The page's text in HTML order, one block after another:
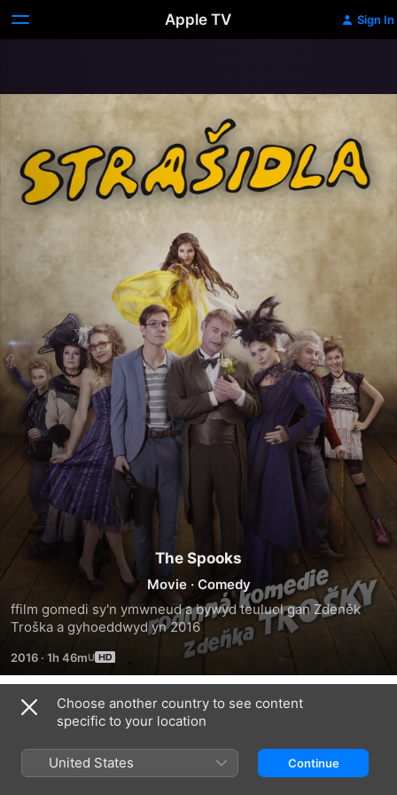
Apple TV Sign In
The Spooks
Movie · Comedy
ffilm gomedi sy'n ymwneud a bywyd teuluol gan Zdeněk
Troška a gyhoeddwyd yn 2016
2016 · 1h 46m
Trailers
Choose another country to see content
specific to your location
United States Continue